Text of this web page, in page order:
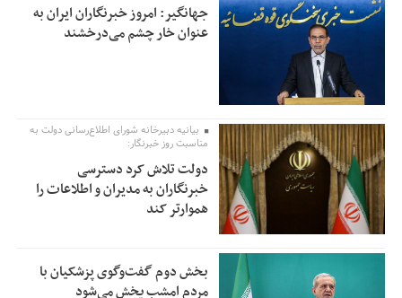
جهانگیر: امروز خبرنگاران ایران به
عنوان خار چشم می‌درخشند
بیانیه دبیرخانه شورای اطلاع‌رسانی دولت به
مناسبت روز خبرنگار:
دولت تلاش کرد دسترسی
خبرنگاران به مدیران و اطلاعات را
هموارتر کند
بخش دوم گفت‌وگوی پزشکیان با
مردم امشب پخش می‌شود